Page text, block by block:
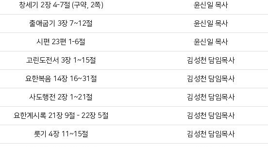
창세기 2장 4-7절 (구약, 2쪽) 윤신일 목사
출애굽기 3장 7~12절 윤신일 목사
시편 23편 1-6절 윤신일 목사
고린도전서 3장 1~15절 김성천 담임목사
요한복음 14장 16~31절 김성천 담임목사
사도행전 2장 1~21절 김성천 담임목사
요한계시록 21장 9절 - 22장 5절 김성천 담임목사
룻기 4장 11~15절 김성천 담임목사